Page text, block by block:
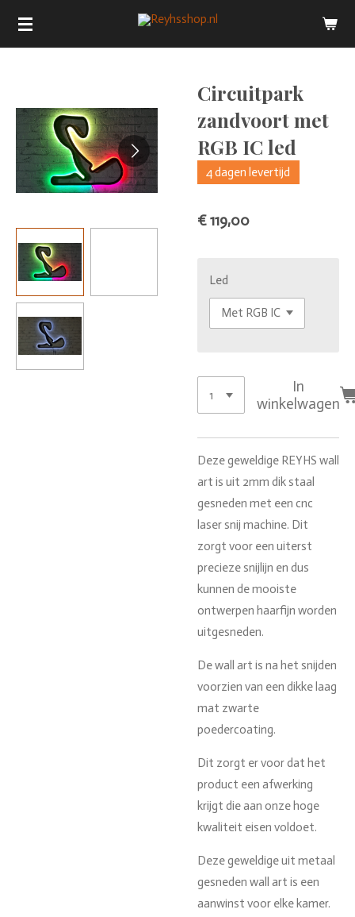
Ga
Circuitpark
zandvoort met
RGB IC led
4 dagen levertijd
€ 119,00
Led
In
winkelwagen
Deze geweldige REYHS wall
art is uit 2mm dik staal
gesneden met een cnc
laser snij machine. Dit
zorgt voor een uiterst
precieze snijlijn en dus
kunnen de mooiste
ontwerpen haarfijn worden
uitgesneden.
De wall art is na het snijden
voorzien van een dikke laag
mat zwarte
poedercoating.
Dit zorgt er voor dat het
product een afwerking
krijgt die aan onze hoge
kwaliteit eisen voldoet.
Deze geweldige uit metaal
gesneden wall art is een
aanwinst voor elke kamer.